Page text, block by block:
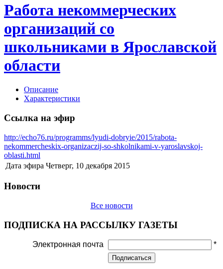
Работа некоммерческих
организаций со
школьниками в Ярославской
области
Описание
Характеристики
Ссылка на эфир
http://echo76.ru/programms/lyudi-dobryie/2015/rabota-
nekommercheskix-organizaczij-so-shkolnikami-v-yaroslavskoj-
oblasti.html
Дата эфира Четверг, 10 декабря 2015
Новости
Все новости
ПОДПИСКА НА РАССЫЛКУ ГАЗЕТЫ
Электронная почта *
Подписаться